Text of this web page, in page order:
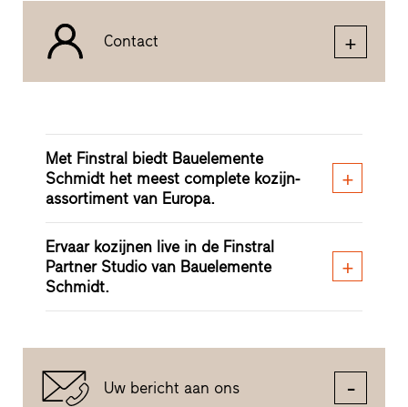
Contact
Met Finstral biedt Bauelemente
Schmidt het meest complete kozijn-
assortiment van Europa.
Ervaar kozijnen live in de Finstral
Partner Studio van Bauelemente
Schmidt.
Uw bericht aan ons